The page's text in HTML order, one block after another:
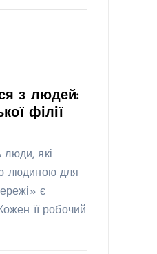
з людей:
філії
які
людиною для
є
її робочий